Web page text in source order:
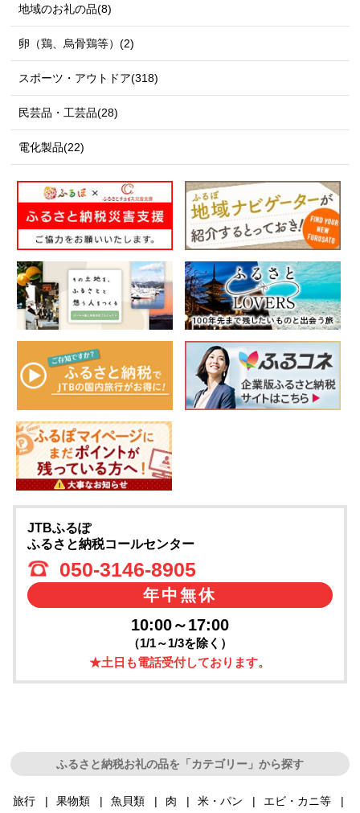
地域のお礼の品(8)
卵（鶏、烏骨鶏等）(2)
スポーツ・アウトドア(318)
民芸品・工芸品(28)
電化製品(22)
JTBふるぽ
ふるさと納税コールセンター
050-3146-8905
年中無休
10:00～17:00
（1/1～1/3を除く）
★土日も電話受付しております。
ふるさと納税お礼の品を「カテゴリー」から探す
旅行 果物類 魚貝類 肉 米・パン
エビ・カニ等